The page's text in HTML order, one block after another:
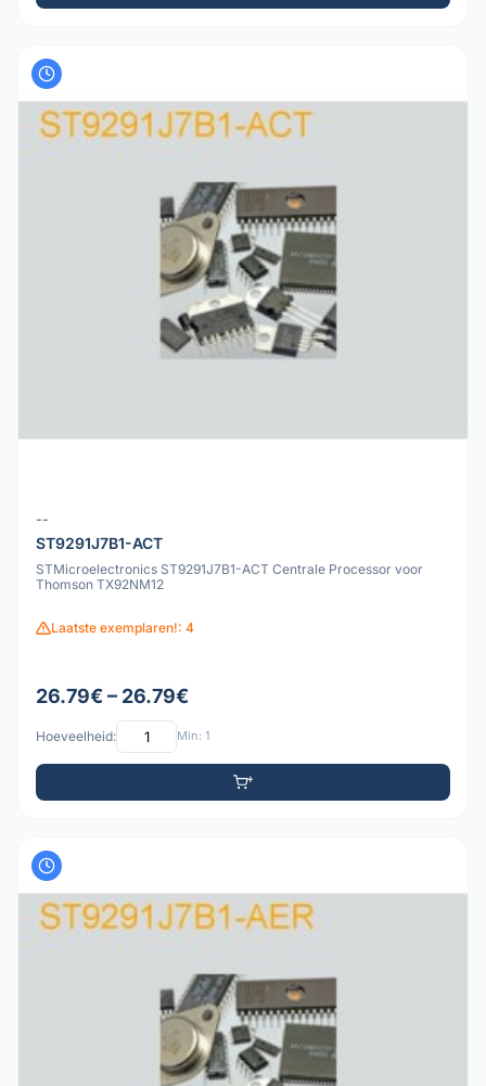
--
ST9291J7B1-ACT
STMicroelectronics ST9291J7B1-ACT Centrale Processor voor
Thomson TX92NM12
Laatste exemplaren!: 4
26.79€ – 26.79€
Hoeveelheid: Min: 1